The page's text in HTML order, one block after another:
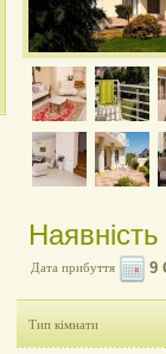
Дата прибуття
Тип кімнати